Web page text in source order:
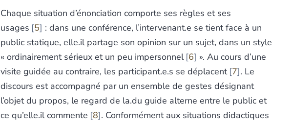
Chaque situation d’énonciation comporte ses règles et ses
usages 5 : dans une conférence, l’intervenant.e se tient face à un
public statique, elle.il partage son opinion sur un sujet, dans un style
« ordinairement sérieux et un peu impersonnel 6 ». Au cours d’une
visite guidée au contraire, les participant.e.s se déplacent 7 . Le
discours est accompagné par un ensemble de gestes désignant
l’objet du propos, le regard de la.du guide alterne entre le public et
ce qu’elle.il commente 8 . Conformément aux situations didactiques